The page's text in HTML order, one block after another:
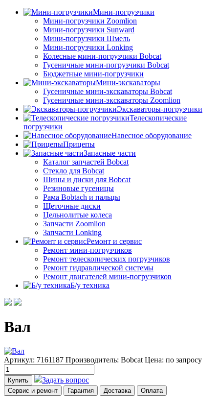
Мини-погрузчики
Мини-погрузчики Zoomlion
Мини-погрузчики Sunward
Мини-погрузчики Шмель
Мини-погрузчики Lonking
Колесные мини-погрузчики Bobcat
Гусеничные мини-погрузчики Bobcat
Бюджетные мини-погрузчики
Мини-экскаваторы
Гусеничные мини-экскаваторы Bobcat
Гусеничные мини-экскаваторы Zoomlion
Экскаваторы-погрузчики
Телескопические
погрузчики
Навесное оборудование
Прицепы
Запасные части
Каталог запчастей Bobcat
Стекло для Bobcat
Шины и диски для Bobcat
Резиновые гусеницы
Рама Bobtach и пальцы
Щеточные диски
Цельнолитые колеса
Запчасти Zoomlion
Запчасти Lonking
Ремонт и сервис
Ремонт мини-погрузчиков
Ремонт телескопических погрузчиков
Ремонт гидравлической системы
Ремонт двигателей мини-погрузчиков
Б/у техника
Вал
Артикул: 7161187 Производитель: Bobcat Цена: по запросу
Купить Задать вопрос
Сервис и ремонт Гарантия Доставка Оплата